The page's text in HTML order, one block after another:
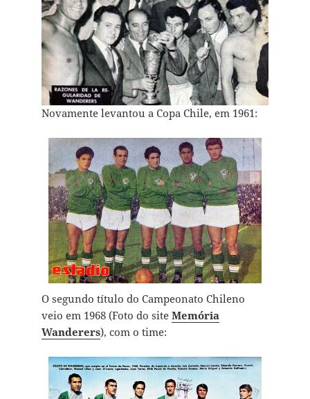
Novamente levantou a Copa Chile, em 1961:
O segundo título do Campeonato Chileno
veio em 1968 (Foto do site Memória
Wanderers), com o time: